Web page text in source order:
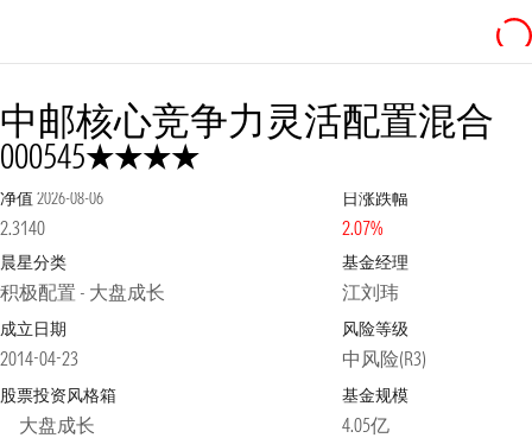
中邮核心竞争力灵活配置混合
000545
4星
净值 2026-08-06
2.3140
日涨跌幅
2.07%
晨星分类
积极配置 - 大盘成长
基金经理
江刘玮
成立日期
2014-04-23
风险等级
中风险(R3)
股票投资风格箱
大盘成长
基金规模
4.05亿